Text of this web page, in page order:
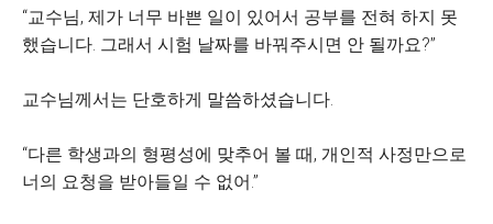
“교수님, 제가 너무 바쁜 일이 있어서 공부를 전혀 하지 못
했습니다. 그래서 시험 날짜를 바꿔주시면 안 될까요?”
교수님께서는 단호하게 말씀하셨습니다.
“다른 학생과의 형평성에 맞추어 볼 때, 개인적 사정만으로
너의 요청을 받아들일 수 없어.”